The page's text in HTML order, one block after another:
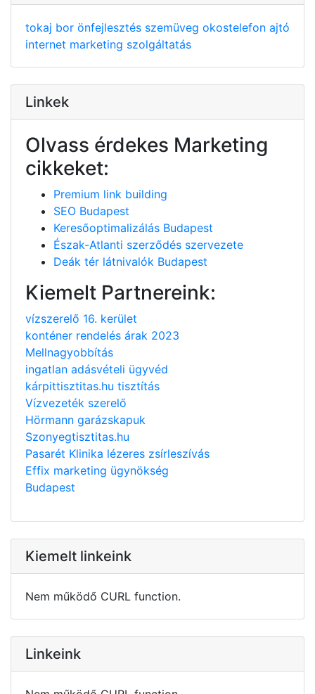
tokaj bor önfejlesztés szemüveg okostelefon ajtó
internet marketing szolgáltatás
Linkek
Olvass érdekes Marketing
cikkeket:
Premium link building
SEO Budapest
Keresőoptimalizálás Budapest
Észak-Atlanti szerződés szervezete
Deák tér látnivalók Budapest
Kiemelt Partnereink:
vízszerelő 16. kerület
konténer rendelés árak 2023
Mellnagyobbítás
ingatlan adásvételi ügyvéd
kárpittisztitas.hu tisztítás
Vízvezeték szerelő
Hörmann garázskapuk
Szonyegtisztitas.hu
Pasarét Klinika lézeres zsírleszívás
Effix marketing ügynökség
Budapest
Kiemelt linkeink
Nem működő CURL function.
Linkeink